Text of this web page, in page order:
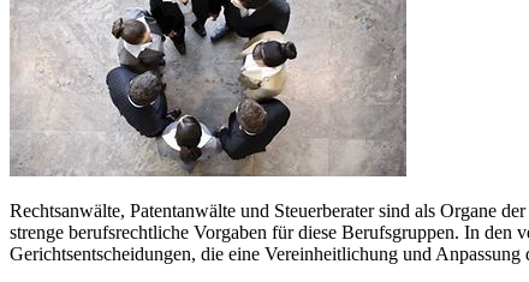
Rechtsanwälte, Patentanwälte und Steuerberater sind als Organe
strenge berufsrechtliche Vorgaben für diese Berufsgruppen. In den
Gerichtsentscheidungen, die eine Vereinheitlichung und